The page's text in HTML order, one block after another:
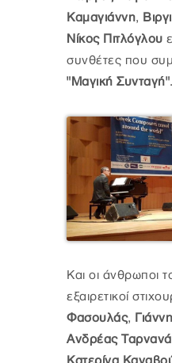
Καμαγιάννη,
Νίκος Πιτλόγλου
συνθέτες που
"Μαγική Συνταγή".
Και οι άνθρωποι
εξαιρετικοί
Φασουλάς,
Ανδρέας